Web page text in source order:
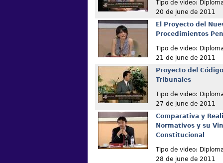
Tipo de video:
20 de june de 2011
El Proyecto del
Procedimientos
Tipo de video:
21 de june de 2011
Proyecto del
Tribunales
Tipo de video:
27 de june de 2011
Comparativa y
Normativos y su
Constitucional
Tipo de video:
28 de june de 2011